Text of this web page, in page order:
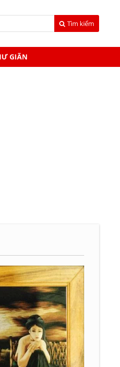
Tìm kiếm
GIÃN